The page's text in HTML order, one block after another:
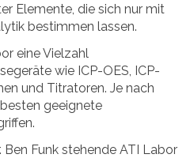
Elemente, die sich nur mit
bestimmen lassen.
eine Vielzahl
wie ICP-OES, ICP-
und Titratoren. Je nach
geeignete
Funk stehende ATI Labor